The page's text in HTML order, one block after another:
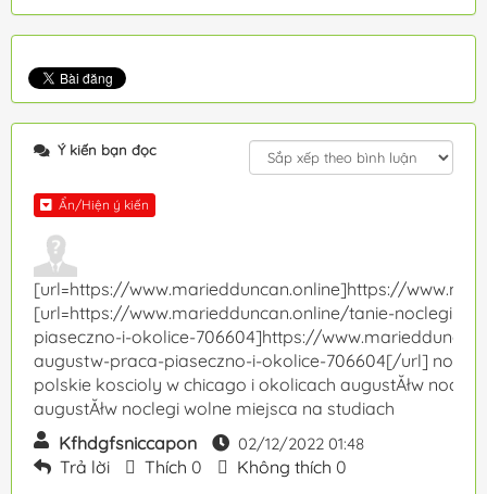
Ý kiến bạn đọc
Ẩn/Hiện ý kiến
[url=https://www.mariedduncan.online]https://
[url=https://www.mariedduncan.online/tanie-noclegi-
piaseczno-i-okolice-706604]https://
augustw-praca-piaseczno-i-okolice-706604[/url]
polskie koscioly w chicago i okolicach augustĂłw
augustĂłw noclegi wolne miejsca na studiach
Kfhdgfsniccapon
02/12/2022 01:48
Trả lời Thích 0 Không thích 0